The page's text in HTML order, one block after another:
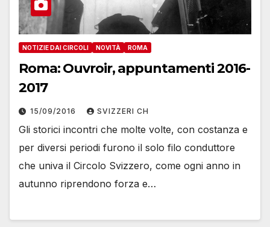
NOTIZIE DAI CIRCOLI NOVITÀ ROMA
Roma: Ouvroir, appuntamenti 2016-
2017
15/09/2016 SVIZZERI CH
Gli storici incontri che molte volte, con costanza e
per diversi periodi furono il solo filo conduttore
che univa il Circolo Svizzero, come ogni anno in
autunno riprendono forza e…